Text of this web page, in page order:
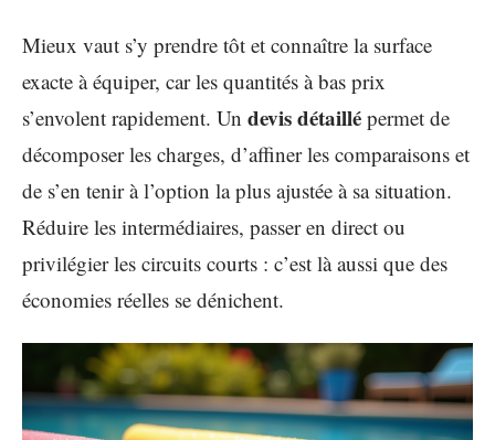
Mieux vaut s’y prendre tôt et connaître la surface
exacte à équiper, car les quantités à bas prix
s’envolent rapidement. Un devis détaillé permet de
décomposer les charges, d’affiner les comparaisons et
de s’en tenir à l’option la plus ajustée à sa situation.
Réduire les intermédiaires, passer en direct ou
privilégier les circuits courts : c’est là aussi que des
économies réelles se dénichent.